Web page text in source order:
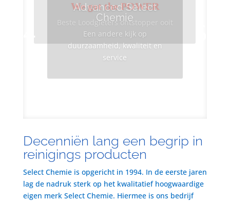
Advanced Select
Chemie
Een andere kijk op
duurzaamheid, kwaliteit en
service
We got the POWER
Beste Loodgieters ontstopper ooit
Decenniën lang een begrip in
reinigings producten
Select Chemie is opgericht in 1994. In de eerste jaren
lag de nadruk sterk op het kwalitatief hoogwaardige
eigen merk Select Chemie. Hiermee is ons bedrijf